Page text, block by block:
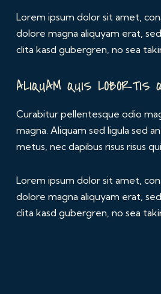
Lorem ipsum dolor sit amet,
dolore magna aliquyam erat,
clita kasd gubergren, no sea
ALIQUAM QUIS LOBORTIS
Curabitur pellentesque odio
magna. Aliquam sed ligula sed
metus, nec dapibus risus risus
Lorem ipsum dolor sit amet,
dolore magna aliquyam erat,
clita kasd gubergren, no sea